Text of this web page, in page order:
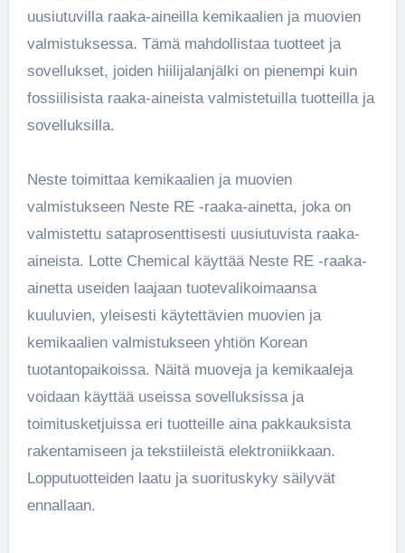
uusiutuvilla raaka-aineilla kemikaalien ja muovien
valmistuksessa. Tämä mahdollistaa tuotteet ja
sovellukset, joiden hiilijalanjälki on pienempi kuin
fossiilisista raaka-aineista valmistetuilla tuotteilla ja
sovelluksilla.
Neste toimittaa kemikaalien ja muovien
valmistukseen Neste RE -raaka-ainetta, joka on
valmistettu sataprosenttisesti uusiutuvista raaka-
aineista. Lotte Chemical käyttää Neste RE -raaka-
ainetta useiden laajaan tuotevalikoimaansa
kuuluvien, yleisesti käytettävien muovien ja
kemikaalien valmistukseen yhtiön Korean
tuotantopaikoissa. Näitä muoveja ja kemikaaleja
voidaan käyttää useissa sovelluksissa ja
toimitusketjuissa eri tuotteille aina pakkauksista
rakentamiseen ja tekstiileistä elektroniikkaan.
Lopputuotteiden laatu ja suorituskyky säilyvät
ennallaan.